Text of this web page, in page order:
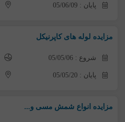
پایان : 05/06/09
مزایده لوله های کاپرنیکل
شروع : 05/05/06
پایان : 05/05/20
مزایده انواع شمش مسی و...